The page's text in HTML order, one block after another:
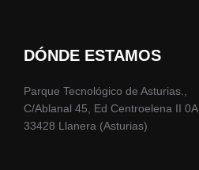
DÓNDE ESTAMOS
Parque Tecnológico de Asturias.,
C/Ablanal 45, Ed Centroelena II 0A,
33428 Llanera (Asturias)